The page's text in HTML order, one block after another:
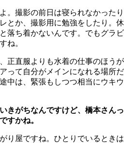
撮影の前日は寝られなかったり
とか、撮影用に勉強をしたり。休
落ち着かないんです。でもグラビ
ね。
正直服よりも水着の仕事のほうが
って自分がメインになれる場所だ
中は、緊張もしつつ相当にウキウ
がちなんですけど、橋本さんっ
すかね。
屋ですね。ひとりでいるときは